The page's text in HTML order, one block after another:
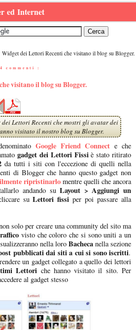
ed Internet
Widget dei Lettori Recenti che visitano il blog su Blogger.
4 commenti :
visitano il blog su Blogger.
Lettori Recenti che mostri gli avatar dei
visitato il nostro blog su Blogger.
Google Friend Connect e che
gadget dei Lettori Fissiè stato ritirato
da tutti i siti con l'eccezione di quelli nella
di Blogger che hanno questo gadget non
ripristinarlo mentre quelli che ancora
andando suLayout > Aggiungi un
suLettori fissiper poi passare alla
solo per creare una community del sito ma
visto che coloro che si sono uniti a un
nella loro Bacheca nella sezione
pubblicati dai siti a cui si sono iscritti.
un gadget collegato a quello dei lettori
Lettori che hanno visitato il sito. Per
al gadget stesso